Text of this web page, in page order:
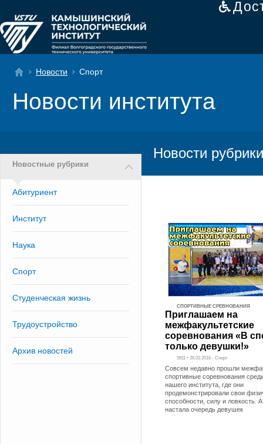
Новости Спорт
Новости института
Новостные рубрики
Абитуриент
Институт
Наука
Спорт
Студенческая жизнь
Трудоустройство
Архив новостей
Новости
СПОРТИВНЫЕ СРЕВНОВАНИЯ
Приглашаем на
межфакультетские
соревнования «В
только девушки!»
5911 • 26.02.2016 - Спорт
Совсем недавно прошли
спортивные соревнования
нашего института, где они
продемонстрировали свои
способности, силу и ловкость.
настала очередь девушек